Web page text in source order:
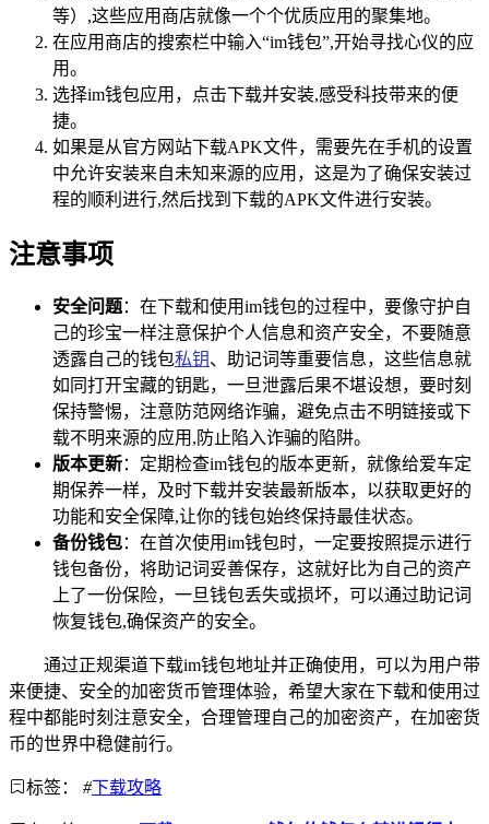
等）,这些应用商店就像一个个优质应用的聚集地。
在应用商店的搜索栏中输入“im钱包”,开始寻找心仪的应
用。
选择im钱包应用，点击下载并安装,感受科技带来的便
捷。
如果是从官方网站下载APK文件，需要先在手机的设置
中允许安装来自未知来源的应用，这是为了确保安装过
程的顺利进行,然后找到下载的APK文件进行安装。
注意事项
安全问题：在下载和使用im钱包的过程中，要像守护自
己的珍宝一样注意保护个人信息和资产安全，不要随意
透露自己的钱包私钥、助记词等重要信息，这些信息就
如同打开宝藏的钥匙，一旦泄露后果不堪设想，要时刻
保持警惕，注意防范网络诈骗，避免点击不明链接或下
载不明来源的应用,防止陷入诈骗的陷阱。
版本更新：定期检查im钱包的版本更新，就像给爱车定
期保养一样，及时下载并安装最新版本，以获取更好的
功能和安全保障,让你的钱包始终保持最佳状态。
备份钱包：在首次使用im钱包时，一定要按照提示进行
钱包备份，将助记词妥善保存，这就好比为自己的资产
上了一份保险，一旦钱包丢失或损坏，可以通过助记词
恢复钱包,确保资产的安全。
通过正规渠道下载im钱包地址并正确使用，可以为用户带
来便捷、安全的加密货币管理体验，希望大家在下载和使用过
程中都能时刻注意安全，合理管理自己的加密资产，在加密货
币的世界中稳健前行。
标签： #下载攻略